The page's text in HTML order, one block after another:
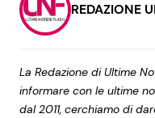
REDAZIONE
La Redazione di Ultime
informare con le ultime
dal 2011, cerchiamo di